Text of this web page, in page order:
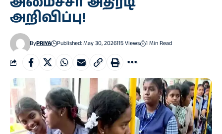
அறிவிப்பு!
ByPRIYA Published: May 30, 2026115 Views 1 Min Read